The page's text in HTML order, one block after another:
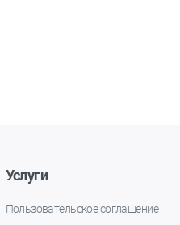
Услуги
Пользовательское соглашение